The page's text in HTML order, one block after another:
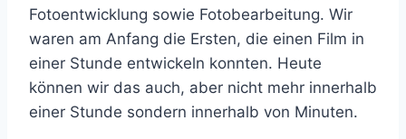
Fotoentwicklung sowie Fotobearbeitung. Wir
waren am Anfang die Ersten, die einen Film in
einer Stunde entwickeln konnten. Heute
können wir das auch, aber nicht mehr innerhalb
einer Stunde sondern innerhalb von Minuten.